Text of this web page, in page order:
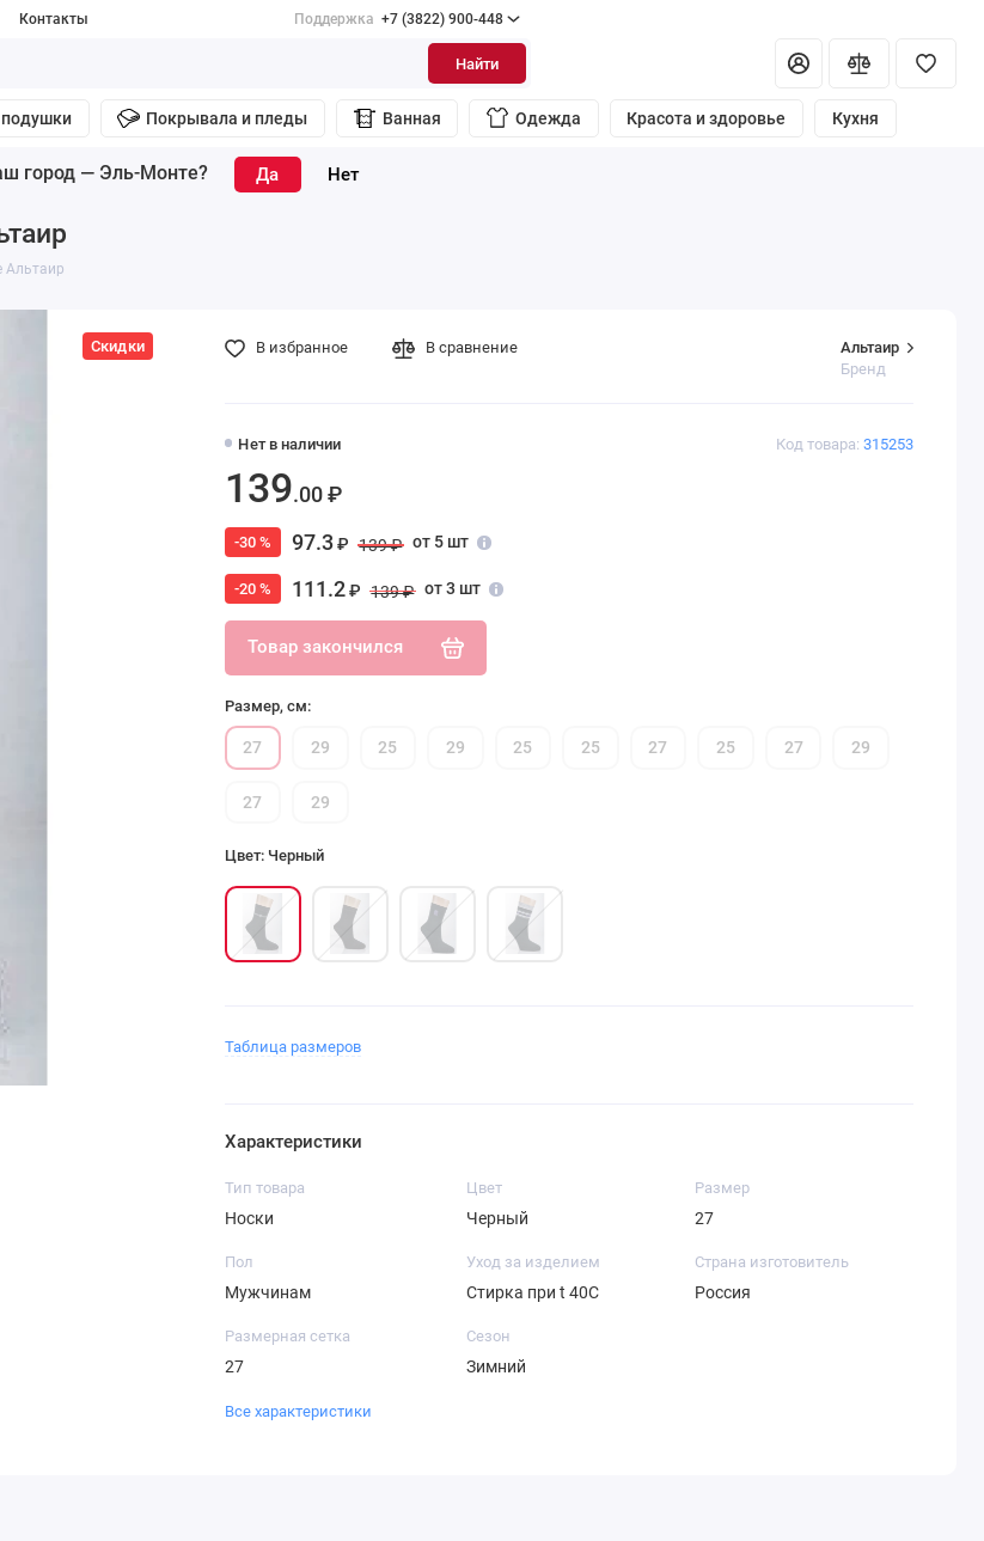
Контакты Поддержка +7 (3822) 900-448
Найти
Покрывала и пледы Ванная Одежда Красота и здоровье Кухня
город — Эль-Монте?
Альтаир
Скидки
Код товара: 315253
Альтаир
Бренд
Нет в наличии
139.00 ₽
-30 % 97.3₽ 139 ₽ от 5 шт
-20 % 111.2₽ 139 ₽ от 3 шт
Товар закончился
Размер, см:
27 29 25 29 25 25 27 25 27 29
27 29
Цвет: Черный
В избранное В сравнение
Таблица размеров
Характеристики
Тип товара
Носки
Цвет
Черный
Размер
27
Пол
Мужчинам
Уход за изделием
Стирка при t 40С
Страна изготовитель
Россия
Размерная сетка
27
Сезон
Зимний
Все характеристики